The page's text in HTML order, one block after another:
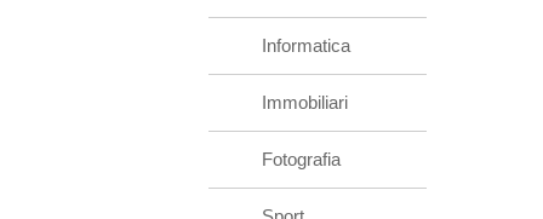
Informatica
Immobiliari
Fotografia